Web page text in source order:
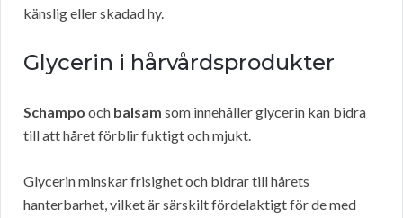
känslig eller skadad hy.
Glycerin i hårvårdsprodukter
Schampo och balsam som innehåller glycerin kan bidra
till att håret förblir fuktigt och mjukt.
Glycerin minskar frisighet och bidrar till hårets
hanterbarhet, vilket är särskilt fördelaktigt för de med